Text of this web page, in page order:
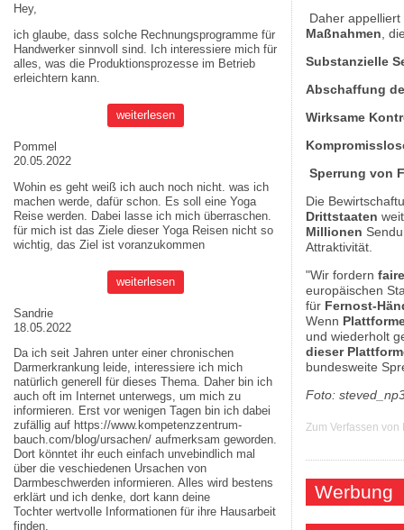
Hey,
ich glaube, dass solche Rechnungsprogramme für
Handwerker sinnvoll sind. Ich interessiere mich für
alles, was die Produktionsprozesse im Betrieb
erleichtern kann.
weiterlesen
Pommel
20.05.2022
Wohin es geht weiß ich auch noch nicht. was ich
machen werde, dafür schon. Es soll eine Yoga
Reise werden. Dabei lasse ich mich überraschen.
für mich ist das Ziele dieser Yoga Reisen nicht so
wichtig, das Ziel ist voranzukommen
weiterlesen
Sandrie
18.05.2022
Da ich seit Jahren unter einer chronischen
Darmerkrankung leide, interessiere ich mich
natürlich generell für dieses Thema. Daher bin ich
auch oft im Internet unterwegs, um mich zu
informieren. Erst vor wenigen Tagen bin ich dabei
zufällig auf https://www.kompetenzzentrum-
bauch.com/blog/ursachen/ aufmerksam geworden.
Dort könntet ihr euch einfach unvebindlich mal
über die veschiedenen Ursachen von
Darmbeschwerden informieren. Alles wird bestens
erklärt und ich denke, dort kann deine
Tochter wertvolle Informationen für ihre Hausarbeit
finden.
Daher
Maßnahmen ,
Substanzielle
Abschaffung
Wirksame
Sperrung von
Die
Drittstaaten
Millionen
Attraktivität.
"Wir fordern
europäischen
für Fernost-
Wenn
und wiederholt
dieser
bundesweite
Foto:
Zum Verfassen
Werbung